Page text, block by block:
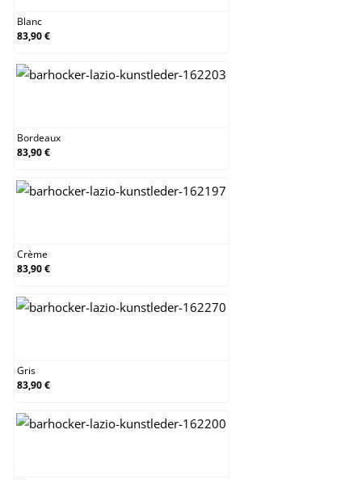
Blanc
83,90 €
Bordeaux
83,90 €
Crème
83,90 €
Gris
83,90 €